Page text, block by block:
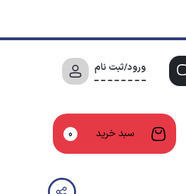
ورود/ثبت نام
سبد خرید 0